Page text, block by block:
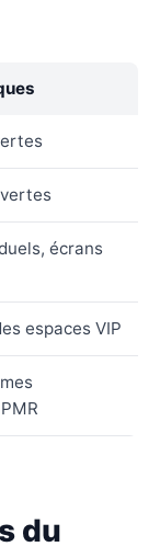
écrans
espaces VIP
du